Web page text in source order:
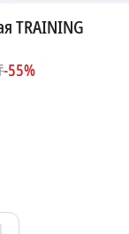
TRAINING
-55%
L